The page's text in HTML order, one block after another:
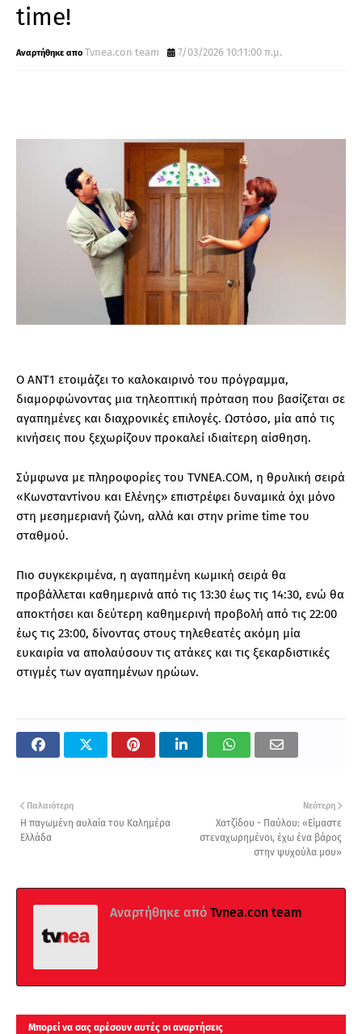
time!
Tvnea.con team 7/03/2026 10:11:00 π.μ.
Ο ΑΝΤ1 ετοιμάζει το καλοκαιρινό του πρόγραμμα,
διαμορφώνοντας μια τηλεοπτική πρόταση που βασίζεται σε
αγαπημένες και διαχρονικές επιλογές. Ωστόσο, μία από τις
κινήσεις που ξεχωρίζουν προκαλεί ιδιαίτερη αίσθηση.
Σύμφωνα με πληροφορίες του TVNEA.COM, η θρυλική σειρά
«Κωνσταντίνου και Ελένης» επιστρέφει δυναμικά όχι μόνο
στη μεσημεριανή ζώνη, αλλά και στην prime time του
σταθμού.
Πιο συγκεκριμένα, η αγαπημένη κωμική σειρά θα
προβάλλεται καθημερινά από τις 13:30 έως τις 14:30, ενώ θα
αποκτήσει και δεύτερη καθημερινή προβολή από τις 22:00
έως τις 23:00, δίνοντας στους τηλεθεατές ακόμη μία
ευκαιρία να απολαύσουν τις ατάκες και τις ξεκαρδιστικές
στιγμές των αγαπημένων ηρώων.
Νεότερη
Χατζίδου - Παύλου: «Είμαστε
στεναχωρημένοι, έχω ένα βάρος
στην ψυχούλα μου»
Παλαιότερη
Η παγωμένη αυλαία του Καλημέρα
Ελλάδα
Αναρτήθηκε από Tvnea.con team
Μπορεί να σας αρέσουν αυτές οι αναρτήσεις